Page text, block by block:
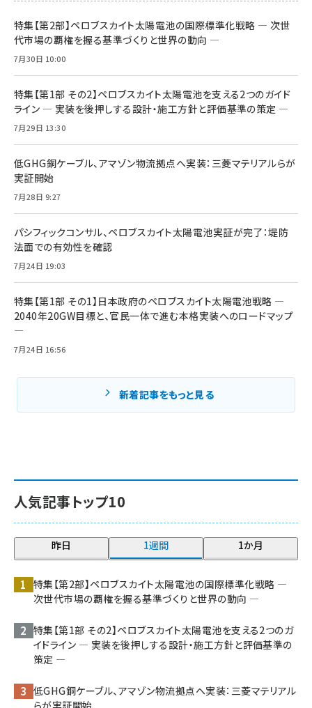
人気記事トップ10
昨日 1週間 1か月
特集【第2部】ペロブスカイト太陽電池の国際標準化戦略 ―
次世代市場の覇権を握る基準づくりと世界の動向 ―
特集【第1部 その2】ペロブスカイト太陽電池を支える2つのガ
イドライン ― 実装を後押しする設計・施工方針と評価基準の
策定 ―
低GHG銅ケーブル、アマゾン物流拠点へ実装：三菱マテリアル
らが実証開始
特集【第2部】ペロブスカイト太陽電池の国際標準化戦略 ― 次世
代市場の覇権を握る基準づくりと世界の動向 ―
7月30日 10:00
特集【第1部 その2】ペロブスカイト太陽電池を支える2つのガイド
ライン ― 実装を後押しする設計・施工方針と評価基準の策定 ―
7月29日 13:30
低GHG銅ケーブル、アマゾン物流拠点へ実装：三菱マテリアルらが
実証開始
7月28日 9:27
パシフィックコンサル、ペロブスカイト太陽電池実証が完了：堤防
法面での有効性を確認
7月24日 19:03
特集【第1部 その1】日本政府のペロブスカイト太陽電池戦略 ―
2040年20GW目標と、官民一体で進む本格実装へのロードマップ
―
7月24日 16:56
新着記事をもっと見る